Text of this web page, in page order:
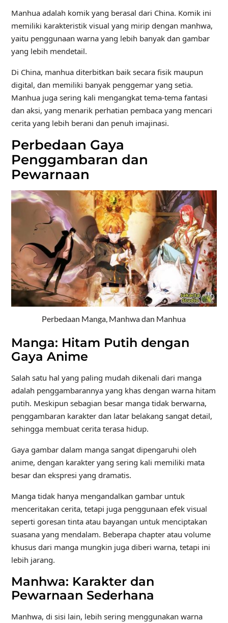
Manhua adalah komik yang berasal dari China. Komik ini
memiliki karakteristik visual yang mirip dengan manhwa,
yaitu penggunaan warna yang lebih banyak dan gambar
yang lebih mendetail.
Di China, manhua diterbitkan baik secara fisik maupun
digital, dan memiliki banyak penggemar yang setia.
Manhua juga sering kali mengangkat tema-tema fantasi
dan aksi, yang menarik perhatian pembaca yang mencari
cerita yang lebih berani dan penuh imajinasi.
Perbedaan Gaya
Penggambaran dan
Pewarnaan
Perbedaan Manga, Manhwa dan Manhua
Manga: Hitam Putih dengan
Gaya Anime
Salah satu hal yang paling mudah dikenali dari manga
adalah penggambarannya yang khas dengan warna hitam
putih. Meskipun sebagian besar manga tidak berwarna,
penggambaran karakter dan latar belakang sangat detail,
sehingga membuat cerita terasa hidup.
Gaya gambar dalam manga sangat dipengaruhi oleh
anime, dengan karakter yang sering kali memiliki mata
besar dan ekspresi yang dramatis.
Manga tidak hanya mengandalkan gambar untuk
menceritakan cerita, tetapi juga penggunaan efek visual
seperti goresan tinta atau bayangan untuk menciptakan
suasana yang mendalam. Beberapa chapter atau volume
khusus dari manga mungkin juga diberi warna, tetapi ini
lebih jarang.
Manhwa: Karakter dan
Pewarnaan Sederhana
Manhwa, di sisi lain, lebih sering menggunakan warna